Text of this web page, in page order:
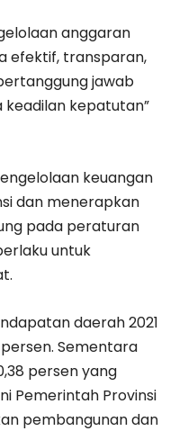
anggaran
efektif, transparan,
jawab
kepatutan”
keuangan
dan menerapkan
pada peraturan
untuk
daerah 2021
Sementara
persen yang
Pemerintah Provinsi
pembangunan dan